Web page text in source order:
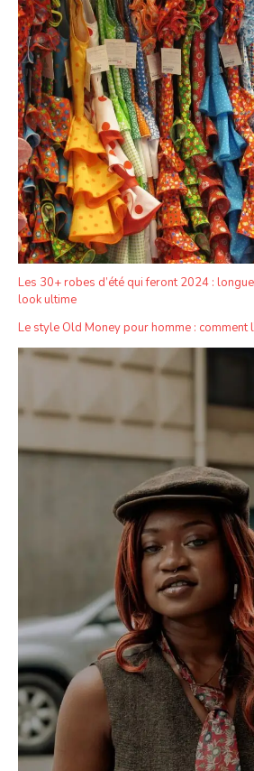
Les 30+ robes d’été qui feront 2024 :
look ultime
Le style Old Money pour homme : comment